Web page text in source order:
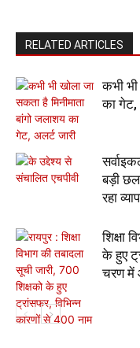
RELATED ARTICLES
कभी भी
का गेट,
बड़ी
रहा
शिक्षा
के हुए
चरण में